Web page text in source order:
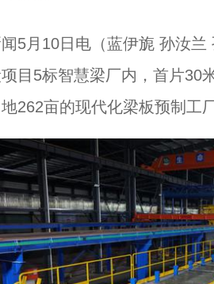
月10日电（蓝伊旎 孙汝兰
目5标智慧梁厂内，首片30
262亩的现代化梁板预制工